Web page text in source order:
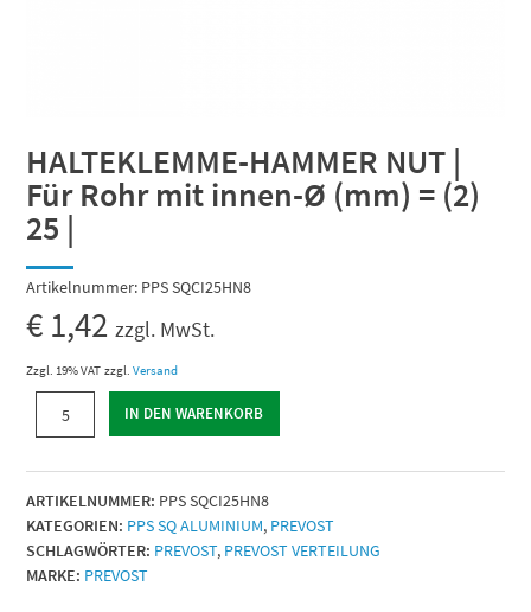
HALTEKLEMME-HAMMER NUT |
Für Rohr mit innen-Ø (mm) = (2)
25 |
Artikelnummer: PPS SQCI25HN8
€ 1,42 zzgl. MwSt.
Zzgl. 19% VAT zzgl.Versand
HAMMER
|
Für
Rohr
mit
innen-
IN DEN WARENKORB
ARTIKELNUMMER: PPS SQCI25HN8
KATEGORIEN: PPS SQ ALUMINIUM, PREVOST
SCHLAGWÖRTER: PREVOST, PREVOST VERTEILUNG
MARKE: PREVOST